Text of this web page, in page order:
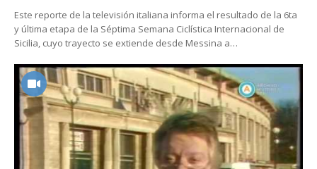
Este reporte de la televisión italiana informa el resultado de la 6ta
y última etapa de la Séptima Semana Ciclística Internacional de
Sicilia, cuyo trayecto se extiende desde Messina a…